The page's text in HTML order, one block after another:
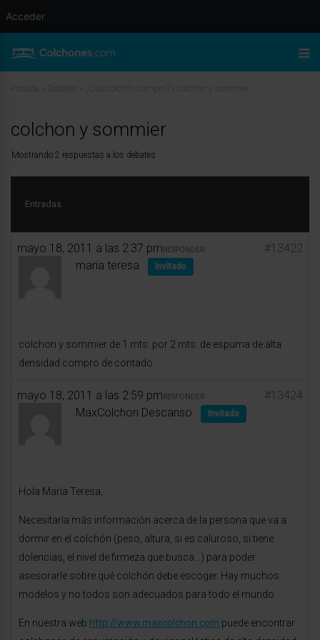
colchon y sommier
Mostrando 2 respuestas a los debates
Entradas
mayo 18, 2011 a las 2:37 pm #13422
RESPONDER
maria teresa Invitado
colchon y sommier de 1 mts. por 2 mts. de espuma de alta
densidad compro de contado
mayo 18, 2011 a las 2:59 pm #13424
RESPONDER
MaxColchon Descanso Invitado
Hola María Teresa,
Necesitaría más información acerca de la persona que va a
dormir en el colchón (peso, altura, si es caluroso, si tiene
dolencias, el nivel de firmeza que busca…) para poder
asesorarle sobre qué colchón debe escoger. Hay muchos
modelos y no todos son adecuados para todo el mundo.
En nuestra web http://www.maxcolchon.com puede encontrar
Acceder